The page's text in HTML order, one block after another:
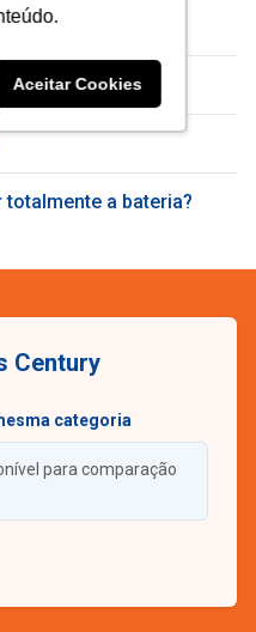
Aceitar Cookies
caixa de som?
de som?
a bateria?
Century
categoria
para comparação